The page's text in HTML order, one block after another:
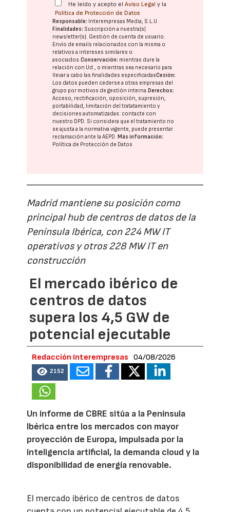
He leído y acepto elAviso Legal y la
Política de Protección de Datos
Responsable: Interempresas Media, S.L.U.
Finalidades: Suscripción a nuestra(s)
newsletter(s). Gestión de cuenta de usuario.
Envío de emails relacionados con la misma o
relativos a intereses similares o
asociados.Conservación: mientras dure la
relación con Ud., o mientras sea necesario para
llevar a cabo las finalidades especificadasCesión:
Los datos pueden cederse a otras empresas del
grupo por motivos de gestión interna. Derechos:
Acceso, rectificación, oposición, supresión,
portabilidad, limitación del tratatamiento y
decisiones automatizadas: contacte con
nuestro DPD. Si considera que el tratamiento no
se ajusta a la normativa vigente, puede presentar
reclamación ante laAEPD. Más información:
Política de Protección de Datos
Madrid mantiene su posición como
principal hub de centros de datos de la
Península Ibérica, con 224 MW IT
operativos y otros 228 MW IT en
construcción
El mercado ibérico de
centros de datos
supera los 4,5 GW de
potencial ejecutable
Redacción Interempresas 04/08/2026
2152
Un informe de CBRE sitúa a la Península
Ibérica entre los mercados con mayor
proyección de Europa, impulsada por la
inteligencia artificial, la demanda cloud y la
disponibilidad de energía renovable.
El mercado ibérico de centros de datos